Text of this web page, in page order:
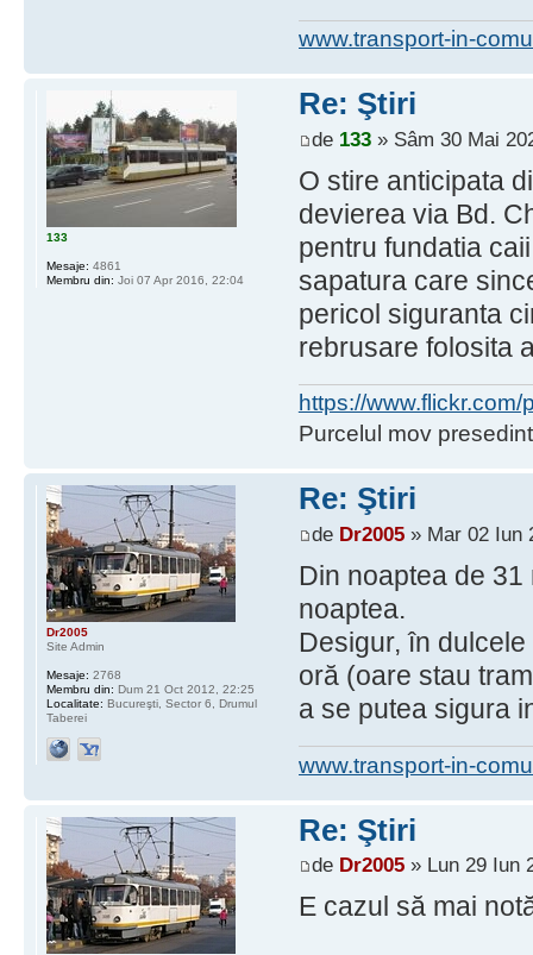
www.transport-in-
Re: Ştiri
de 133» Sâm 30 Mai
O stire anticipata
devierea via Bd.
pentru fundatia
sapatura care
pericol siguranta
rebrusare folosita
https://
Purcelul mov
133
Mesaje: 4861
Membru din: Joi 07 Apr 2016, 22:04
Re: Ştiri
de Dr2005» Mar 02 Iun
Din noaptea de
noaptea.
Desigur, în
oră (oare stau
a se putea sigura
www.transport-in-
Dr2005
Site Admin
Mesaje: 2768
Membru din: Dum 21 Oct 2012, 22:25
Localitate: Bucureşti, Sector 6, Drumul
Taberei
Re: Ştiri
de Dr2005» Lun 29 Iun
E cazul să mai